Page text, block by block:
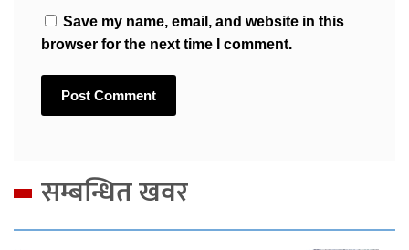
Save my name, email, and website in this
browser for the next time I comment.
सम्बन्धित खवर